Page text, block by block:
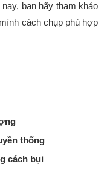
bạn hãy tham khảo
cách chụp phù hợp
thống
cách bụi